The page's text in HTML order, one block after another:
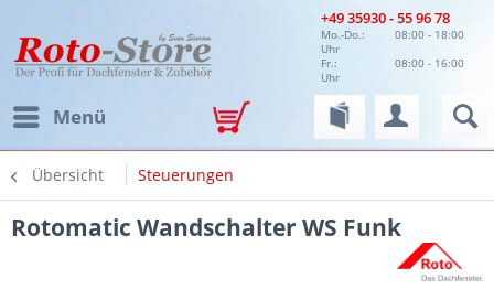
+49 35930 - 55 96 78
Mo.-Do.:
08:00 - 18:00
Uhr
Fr.:
08:00 - 16:00
Uhr
Menü
Übersicht Steuerungen
Rotomatic Wandschalter WS Funk